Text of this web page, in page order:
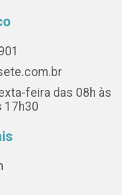
feira das 08h às
17h30